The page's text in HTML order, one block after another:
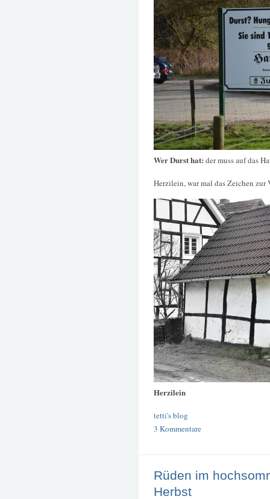
Wer Durst hat: der muss auf das
Herzilein, war mal das Zeichen
Herzilein
tetti's blog
3 Kommentare
Rüden im
Herbst